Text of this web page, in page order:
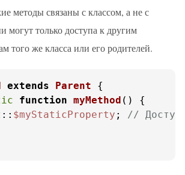
методы связаны с классом, а не с
могут только доступа к другим
того же класса или его родителей.
extends Parent
function myMethod ( )
:: $myStaticProperty ; // Доступ